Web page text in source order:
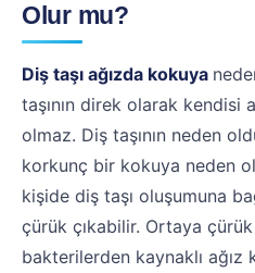
Olur mu?
Diş taşı ağızda kokuya
taşının direk olarak kendisi
olmaz. Diş taşının neden
korkunç bir kokuya neden
kişide diş taşı oluşumuna
çürük çıkabilir. Ortaya çürük
bakterilerden kaynaklı